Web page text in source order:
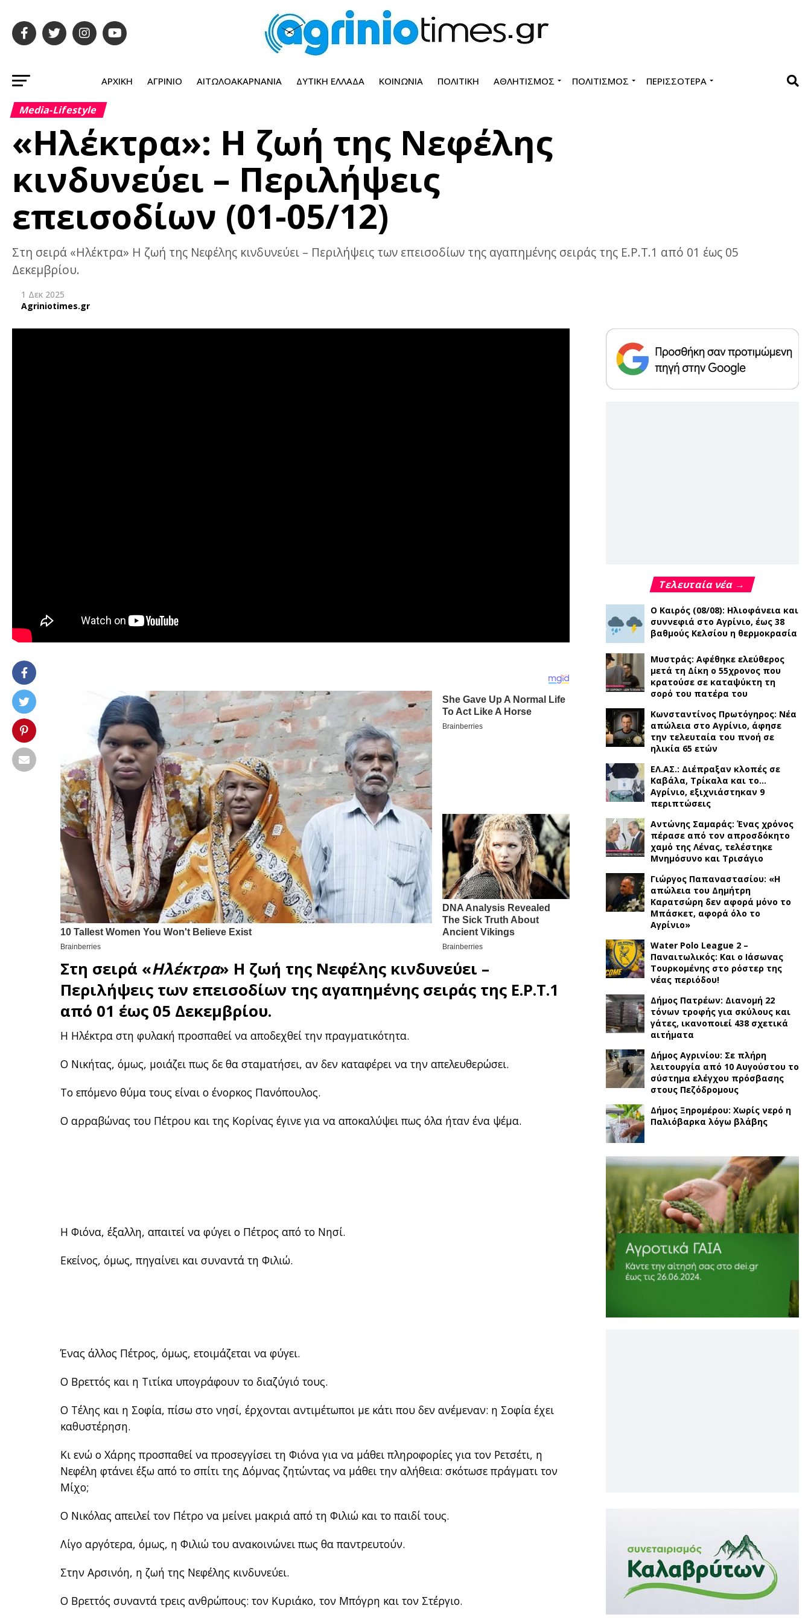
ΑΡΧΙΚΉ ΑΓΡΊΝΙΟ ΑΙΤΩΛΟΑΚΑΡΝΑΝΊΑ ΔΥΤΙΚΉ ΕΛΛΆΔΑ ΚΟΙΝΩΝΊΑ ΠΟΛΙΤΙΚΉ ΑΘΛΗΤΙΣΜΌΣ ΠΟΛΙΤΙΣΜΌΣ ΠΕΡΙΣΣΌΤΕΡΑ
Media-Lifestyle
«Ηλέκτρα»: H ζωή της Νεφέλης
κινδυνεύει – Περιλήψεις
επεισοδίων (01-05/12)
Στη σειρά «Ηλέκτρα» H ζωή της Νεφέλης κινδυνεύει – Περιλήψεις των επεισοδίων της αγαπημένης σειράς της Ε.Ρ.Τ.1 από 01 έως 05
Δεκεμβρίου.
1 Δεκ 2025
Agriniotimes.gr
Στη σειρά «Ηλέκτρα» H ζωή της Νεφέλης κινδυνεύει –
Περιλήψεις των επεισοδίων της αγαπημένης σειράς της Ε.Ρ.Τ.1
από 01 έως 05 Δεκεμβρίου.
Η Ηλέκτρα στη φυλακή προσπαθεί να αποδεχθεί την πραγματικότητα.
Ο Νικήτας, όμως, μοιάζει πως δε θα σταματήσει, αν δεν καταφέρει να την απελευθερώσει.
Το επόμενο θύμα τους είναι ο ένορκος Πανόπουλος.
Ο αρραβώνας του Πέτρου και της Κορίνας έγινε για να αποκαλύψει πως όλα ήταν ένα ψέμα.
Η Φιόνα, έξαλλη, απαιτεί να φύγει ο Πέτρος από το Νησί.
Εκείνος, όμως, πηγαίνει και συναντά τη Φιλιώ.
Ένας άλλος Πέτρος, όμως, ετοιμάζεται να φύγει.
Ο Βρεττός και η Τιτίκα υπογράφουν το διαζύγιό τους.
Ο Τέλης και η Σοφία, πίσω στο νησί, έρχονται αντιμέτωποι με κάτι που δεν ανέμεναν: η Σοφία έχει
καθυστέρηση.
Κι ενώ ο Χάρης προσπαθεί να προσεγγίσει τη Φιόνα για να μάθει πληροφορίες για τον Ρετσέτι, η
Νεφέλη φτάνει έξω από το σπίτι της Δόμνας ζητώντας να μάθει την αλήθεια: σκότωσε πράγματι τον
Μίχο;
Ο Νικόλας απειλεί τον Πέτρο να μείνει μακριά από τη Φιλιώ και το παιδί τους.
Λίγο αργότερα, όμως, η Φιλιώ του ανακοινώνει πως θα παντρευτούν.
Στην Αρσινόη, η ζωή της Νεφέλης κινδυνεύει.
Ο Βρεττός συναντά τρεις ανθρώπους: τον Κυριάκο, τον Μπόγρη και τον Στέργιο.
Τελευταία νέα →
Ο Καιρός (08/08): Ηλιοφάνεια και
συννεφιά στο Αγρίνιο, έως 38
βαθμούς Κελσίου η θερμοκρασία
Μυστράς: Αφέθηκε ελεύθερος
μετά τη Δίκη ο 55χρονος που
κρατούσε σε καταψύκτη τη
σορό του πατέρα του
Κωνσταντίνος Πρωτόγηρος: Νέα
απώλεια στο Αγρίνιο, άφησε
την τελευταία του πνοή σε
ηλικία 65 ετών
ΕΛ.ΑΣ.: Διέπραξαν κλοπές σε
Καβάλα, Τρίκαλα και το…
Αγρίνιο, εξιχνιάστηκαν 9
περιπτώσεις
Αντώνης Σαμαράς: Ένας χρόνος
πέρασε από τον απροσδόκητο
χαμό της Λένας, τελέστηκε
Μνημόσυνο και Τρισάγιο
Γιώργος Παπαναστασίου: «Η
απώλεια του Δημήτρη
Καρατσώρη δεν αφορά μόνο το
Μπάσκετ, αφορά όλο το
Αγρίνιο»
Water Polo League 2 –
Παναιτωλικός: Και ο Ιάσωνας
Τουρκομένης στο ρόστερ της
νέας περιόδου!
Δήμος Πατρέων: Διανομή 22
τόνων τροφής για σκύλους και
γάτες, ικανοποιεί 438 σχετικά
αιτήματα
Δήμος Αγρινίου: Σε πλήρη
λειτουργία από 10 Αυγούστου το
σύστημα ελέγχου πρόσβασης
στους Πεζόδρομους
Δήμος Ξηρομέρου: Χωρίς νερό η
Παλιόβαρκα λόγω βλάβης